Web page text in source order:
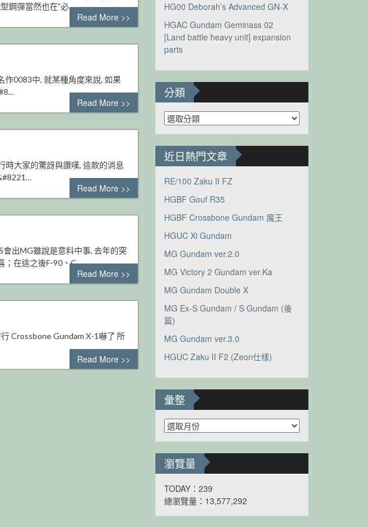
鋼彈當然也在”必…
Read More >>
中, 就某種角度來說, 如果
Read More >>
時大家的驚訝與讚嘆, 這款的消息
Read More >>
MG雖說是意料中事, 去年的突
；在這之後F-90、C…
Read More >>
Crossbone Gundam X-1嚇了 所
Read More >>
HG00 Deborah’s Advanced GN-X
HGAC Gundam Geminass 02
[Land battle heavy unit] expansion
parts
分類
分
類
近日熱門文章
RE/100 Zaku II FZ
HGBF Gouf R35
HGBF Crossbone Gundam 魔王
HGUC Xi Gundam
MG Gundam ver.2.0
MG Victory 2 Gundam ver.Ka
MG Gundam Double X
MG Ex-S Gundam / S Gundam (後
篇)
MG Gundam ver.3.0
HGUC Zaku II F2 (Zeon仕樣)
彙整
彙
整
瀏覽量
TODAY：239
總瀏覽量：13,577,292